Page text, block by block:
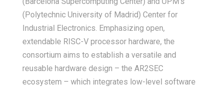
(Polytechnic University of Madrid) Center for
Industrial Electronics. Emphasizing open,
extendable RISC-V processor hardware, the
consortium aims to establish a versatile and
reusable hardware design – the AR2SEC
ecosystem – which integrates low-level software